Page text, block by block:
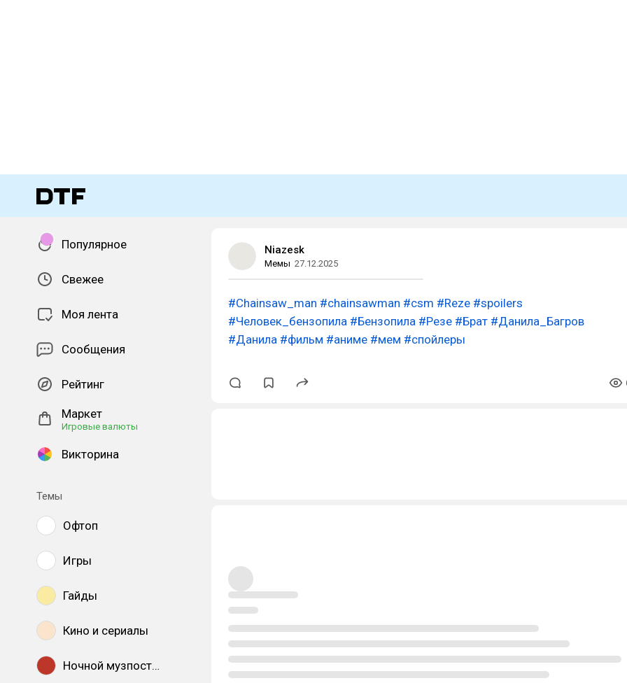
Популярное
Свежее
Моя лента
Сообщения
Рейтинг
Маркет
Игровые валюты
Викторина
Темы
Офтоп
Игры
Гайды
Кино и сериалы
Ночной музпостинг
Niazesk
Мемы 27.12.2025
#Chainsaw_man #chainsawman #csm #Reze #spoilers
#Человек_бензопила #Бензопила #Резе #Брат #Данила_Багров
#Данила #фильм #аниме #мем #спойлеры